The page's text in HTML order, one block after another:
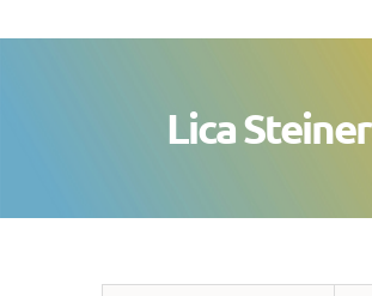
Lica Steiner